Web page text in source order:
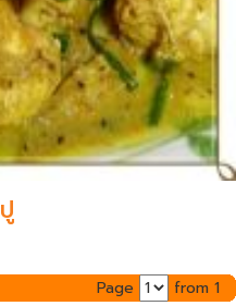
Page from 1